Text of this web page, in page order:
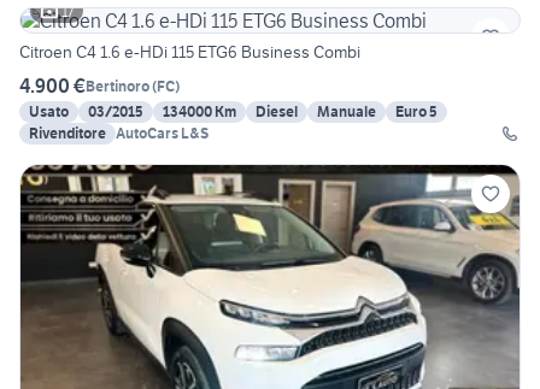
17
Citroen C4 1.6 e-HDi 115 ETG6 Business Combi
4.900 €Bertinoro(FC)
Usato
03/2015 134000 Km Diesel Manuale
Euro 5
Rivenditore AutoCars L&S